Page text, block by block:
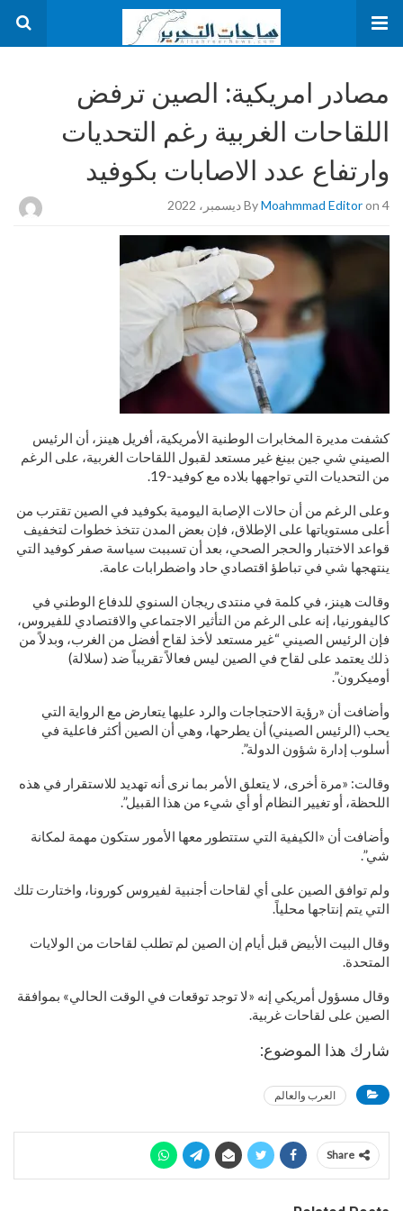
مصادر امريكية: الصين ترفض
اللقاحات الغربية رغم التحديات
وارتفاع عدد الاصابات بكوفيد
ByMoahmmad Editoron 4 ديسمبر، 2022
كشفت مديرة المخابرات الوطنية الأمريكية، أفريل هينز، أن الرئيس
الصيني شي جين بينغ غير مستعد لقبول اللقاحات الغربية، على الرغم
من التحديات التي تواجهها بلاده مع كوفيد-19.
وعلى الرغم من أن حالات الإصابة اليومية بكوفيد في الصين تقترب من
أعلى مستوياتها على الإطلاق، فإن بعض المدن تتخذ خطوات لتخفيف
قواعد الاختبار والحجر الصحي، بعد أن تسببت سياسة صفر كوفيد التي
ينتهجها شي في تباطؤ اقتصادي حاد واضطرابات عامة.
وقالت هينز، في كلمة في منتدى ريجان السنوي للدفاع الوطني في
كاليفورنيا، إنه على الرغم من التأثير الاجتماعي والاقتصادي للفيروس،
فإن الرئيس الصيني “غير مستعد لأخذ لقاح أفضل من الغرب، وبدلاً من
ذلك يعتمد على لقاح في الصين ليس فعالاً تقريباً ضد (سلالة)
أوميكرون”.
وأضافت أن «رؤية الاحتجاجات والرد عليها يتعارض مع الرواية التي
يحب (الرئيس الصيني) أن يطرحها، وهي أن الصين أكثر فاعلية في
أسلوب إدارة شؤون الدولة”.
وقالت: «مرة أخرى، لا يتعلق الأمر بما نرى أنه تهديد للاستقرار في هذه
اللحظة، أو تغيير النظام أو أي شيء من هذا القبيل”.
وأضافت أن «الكيفية التي ستتطور معها الأمور ستكون مهمة لمكانة
شي”.
ولم توافق الصين على أي لقاحات أجنبية لفيروس كورونا، واختارت تلك
التي يتم إنتاجها محلياً.
وقال البيت الأبيض قبل أيام إن الصين لم تطلب لقاحات من الولايات
المتحدة.
وقال مسؤول أمريكي إنه «لا توجد توقعات في الوقت الحالي» بموافقة
الصين على لقاحات غربية.
شارك هذا الموضوع:
العرب والعالم
Share